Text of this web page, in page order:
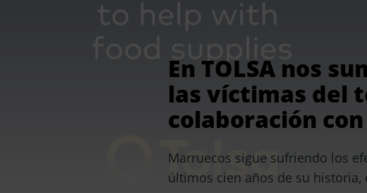
En TOLSA nos
las víctimas del
colaboración
Marruecos sigue sufriendo los
últimos cien años de su